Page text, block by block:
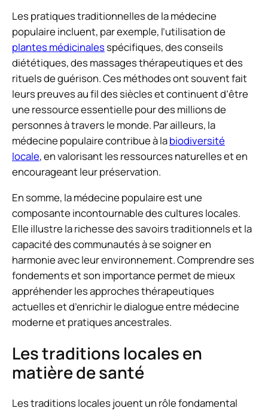
Les pratiques traditionnelles de la médecine
populaire incluent, par exemple, l’utilisation de
plantes médicinalesspécifiques, des conseils
diététiques, des massages thérapeutiques et des
rituels de guérison. Ces méthodes ont souvent fait
leurs preuves au fil des siècles et continuent d’être
une ressource essentielle pour des millions de
personnes à travers le monde. Par ailleurs, la
médecine populaire contribue à labiodiversité
locale, en valorisant les ressources naturelles et en
encourageant leur préservation.
En somme, la médecine populaire est une
composante incontournable des cultures locales.
Elle illustre la richesse des savoirs traditionnels et la
capacité des communautés à se soigner en
harmonie avec leur environnement. Comprendre ses
fondements et son importance permet de mieux
appréhender les approches thérapeutiques
actuelles et d’enrichir le dialogue entre médecine
moderne et pratiques ancestrales.
Les traditions locales en
matière de santé
Les traditions locales jouent un rôle fondamental